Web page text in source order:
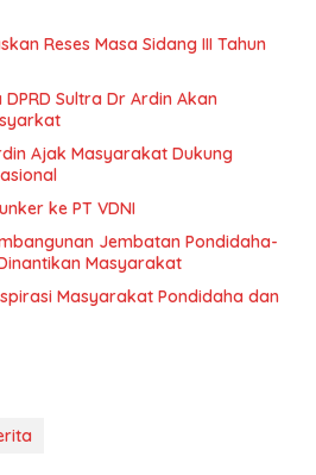
Reses Masa Sidang III Tahun
Sultra Dr Ardin Akan
Ajak Masyarakat Dukung
ke PT VDNI
Jembatan Pondidaha-
Masyarakat
Masyarakat Pondidaha dan